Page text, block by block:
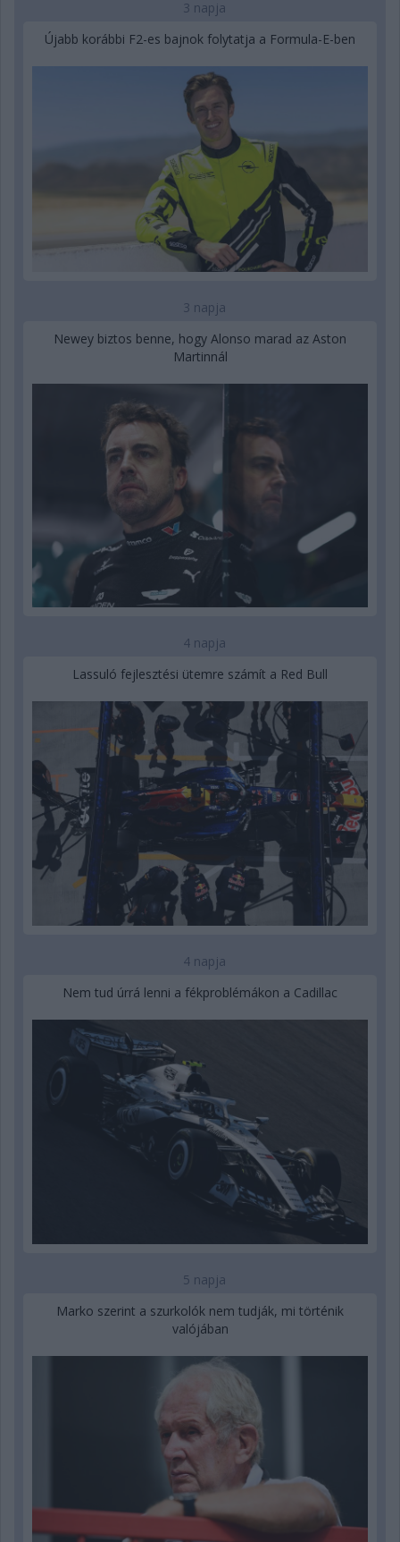
3 napja
Újabb korábbi F2-es bajnok folytatja a Formula-E-ben
3 napja
Newey biztos benne, hogy Alonso marad az Aston
Martinnál
4 napja
Lassuló fejlesztési ütemre számít a Red Bull
4 napja
Nem tud úrrá lenni a fékproblémákon a Cadillac
5 napja
Marko szerint a szurkolók nem tudják, mi történik
valójában